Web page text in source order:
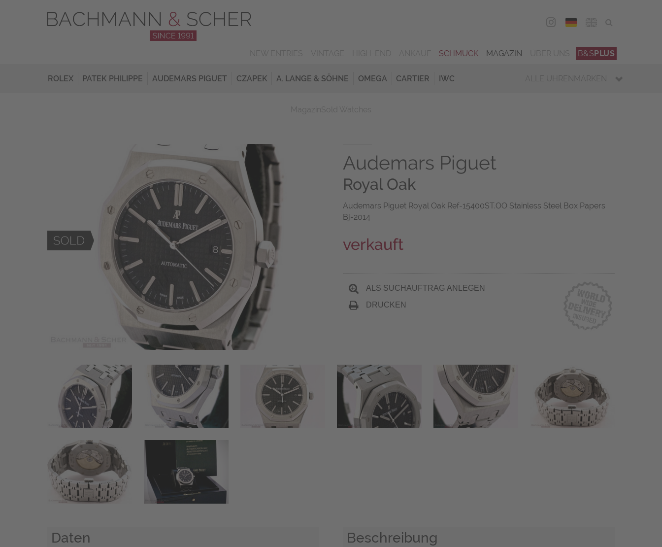
DEU
SCHMUCK MAGAZIN B&SPLUS
ROLEX PATEK PHILIPPE AUDEMARS PIGUET CZAPEK A. LANGE & SÖHNE OMEGA CARTIER IWC ALLE UHRENMARKEN
Audemars Piguet
Royal Oak
Audemars Piguet Royal Oak Ref-15400ST.OO Stainless Steel Box Papers
Bj-2014
verkauft
ALS SUCHAUFTRAG ANLEGEN
DRUCKEN
Daten Beschreibung